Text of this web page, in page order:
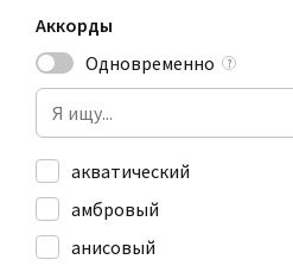
Аккорды
Одновременно
?
акватический
амбровый
анисовый